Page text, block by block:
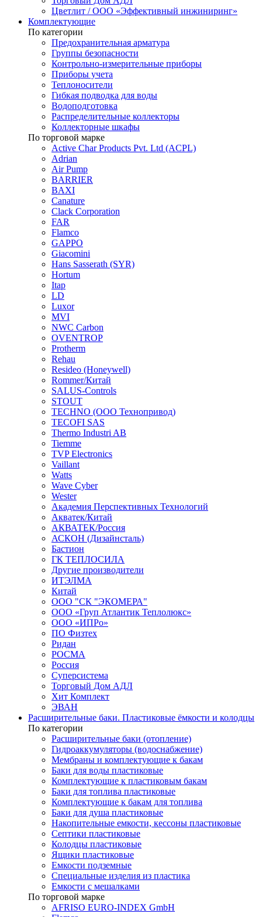
Цветлит / ООО «Эффективный инжиниринг»
Комплектующие
По категории
Предохранительная арматура
Группы безопасности
Контрольно-измерительные приборы
Приборы учета
Теплоносители
Гибкая подводка для воды
Водоподготовка
Распределительные коллекторы
Коллекторные шкафы
По торговой марке
Active Char Products Pvt. Ltd (ACPL)
Adrian
Air Pump
BARRIER
BAXI
Canature
Clack Corporation
FAR
Flamco
GAPPO
Giacomini
Hans Sasserath (SYR)
Hortum
Itap
LD
Luxor
MVI
NWC Carbon
OVENTROP
Protherm
Rehau
Resideo (Honeywell)
Rommer/Китай
SALUS-Controls
STOUT
TECHNO (ООО Технопривод)
TECOFI SAS
Thermo Industri AB
Tiemme
TVP Electronics
Vaillant
Watts
Wave Cyber
Wester
Академия Перспективных Технологий
Акватек/Китай
АКВАТЕК/Россия
АСКОН (Дизайнсталь)
Бастион
ГК ТЕПЛОСИЛА
Другие производители
ИТЭЛМА
Китай
ООО "СК "ЭКОМЕРА"
ООО «Груп Атлантик Теплолюкс»
ООО «ИПРо»
ПО Физтех
Ридан
РОСМА
Россия
Суперсистема
Торговый Дом АДЛ
Хит Комплект
ЭВАН
Расширительные баки. Пластиковые ёмкости и колодцы
По категории
Расширительные баки (отопление)
Гидроаккумуляторы (водоснабжение)
Мембраны и комплектующие к бакам
Баки для воды пластиковые
Комплектующие к пластиковым бакам
Баки для топлива пластиковые
Комплектующие к бакам для топлива
Баки для душа пластиковые
Накопительные емкости, кессоны пластиковые
Септики пластиковые
Колодцы пластиковые
Ящики пластиковые
Емкости подземные
Специальные изделия из пластика
Емкости с мешалками
По торговой марке
AFRISO EURO-INDEX GmbH